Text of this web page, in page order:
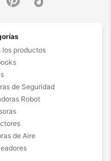
los productos
de Seguridad
Robot
de Aire